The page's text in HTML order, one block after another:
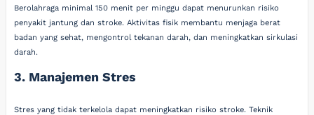
Berolahraga minimal 150 menit per minggu dapat menurunkan risiko
penyakit jantung dan stroke. Aktivitas fisik membantu menjaga berat
badan yang sehat, mengontrol tekanan darah, dan meningkatkan sirkulasi
darah.
3. Manajemen Stres
Stres yang tidak terkelola dapat meningkatkan risiko stroke. Teknik